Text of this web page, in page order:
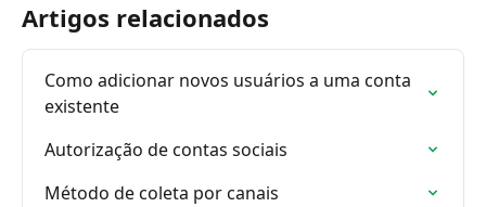
Artigos relacionados
Como adicionar novos usuários a uma conta
existente
Autorização de contas sociais
Método de coleta por canais